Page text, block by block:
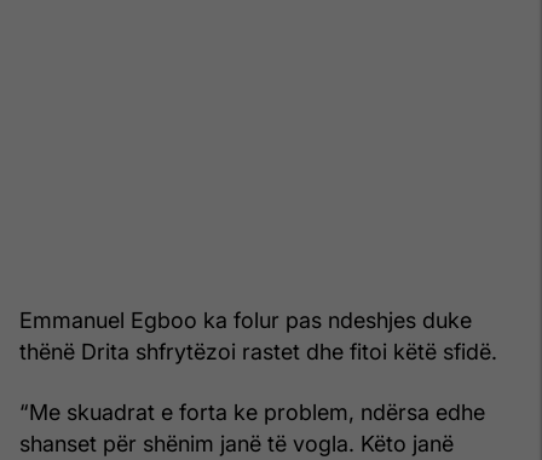
Emmanuel Egboo ka folur pas ndeshjes duke
thënë Drita shfrytëzoi rastet dhe fitoi këtë sfidë.
“Me skuadrat e forta ke problem, ndërsa edhe
shanset për shënim janë të vogla. Këto janë